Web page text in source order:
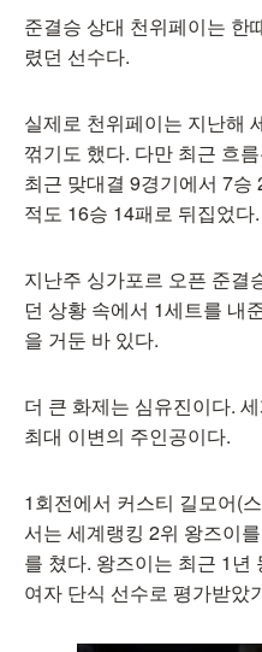
준결승 상대 천위페이는 한
렸던 선수다.
실제로 천위페이는 지난해
꺾기도 했다. 다만 최근 흐
최근 맞대결 9경기에서 7승
적도 16승 14패로 뒤집었다.
지난주 싱가포르 오픈 준결
던 상황 속에서 1세트를 내
을 거둔 바 있다.
더 큰 화제는 심유진이다.
최대 이변의 주인공이다.
1회전에서 커스티 길모어(
서는 세계랭킹 2위 왕즈이
를 쳤다. 왕즈이는 최근 1
여자 단식 선수로 평가받았